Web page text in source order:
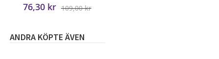
76,30 kr 109,00 kr
ANDRA KÖPTE ÄVEN